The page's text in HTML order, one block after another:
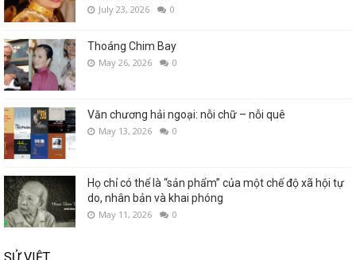
July 23, 2026 0
Thoáng Chim Bay
May 26, 2026 0
Văn chương hải ngoại: nỗi chữ – nỗi quê
May 13, 2026 0
Họ chỉ có thể là “sản phẩm” của một chế độ xã hội tự
do, nhân bản và khai phóng
May 11, 2026 0